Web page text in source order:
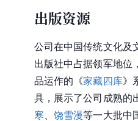
出版资源
公司在中国传统文化及
出版社中占据领军地位
品运作的《家藏四库》
具，展示了公司成熟的
寒、饶雪漫等一大批中